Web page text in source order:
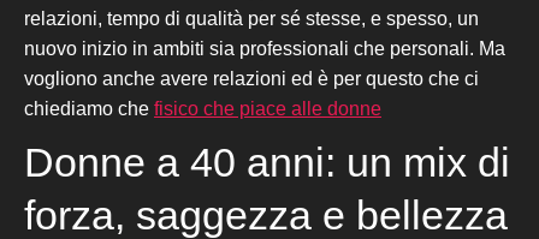
relazioni, tempo di qualità per sé stesse, e spesso, un
nuovo inizio in ambiti sia professionali che personali. Ma
vogliono anche avere relazioni ed è per questo che ci
chiediamo che fisico che piace alle donne
Donne a 40 anni: un mix di
forza, saggezza e bellezza